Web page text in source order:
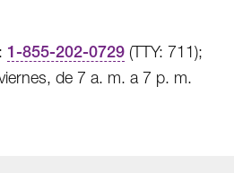
1-855-202-0729 (TTY: 711);
de 7 a. m. a 7 p. m.